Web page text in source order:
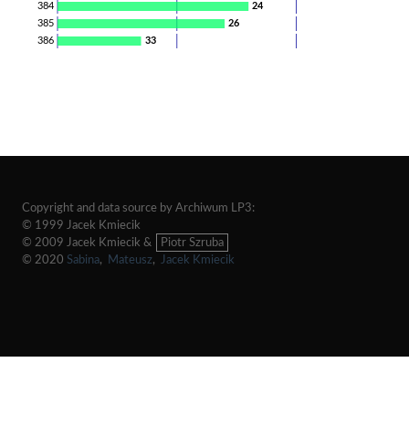
24
384
26
385
33
386
Copyright and data source by Archiwum LP3:
© 1999 Jacek Kmiecik
© 2009 Jacek Kmiecik &
Piotr Szruba
© 2020 Sabina, Mateusz, Jacek Kmiecik